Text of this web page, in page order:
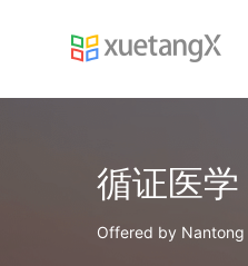
循证医学
Offered by Nantong